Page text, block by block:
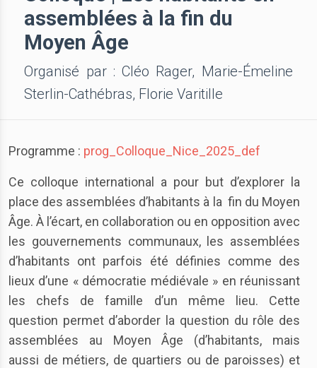
assemblées à la fin du
Moyen Âge
Organisé par : Cléo Rager, Marie-Émeline
Sterlin-Cathébras, Florie Varitille
Programme : prog_Colloque_Nice_2025_def
Ce colloque international a pour but d’explorer la
place des assemblées d’habitants à la fin du Moyen
Âge. À l’écart, en collaboration ou en opposition avec
les gouvernements communaux, les assemblées
d’habitants ont parfois été définies comme des
lieux d’une « démocratie médiévale » en réunissant
les chefs de famille d’un même lieu. Cette
question permet d’aborder la question du rôle des
assemblées au Moyen Âge (d’habitants, mais
aussi de métiers, de quartiers ou de paroisses) et